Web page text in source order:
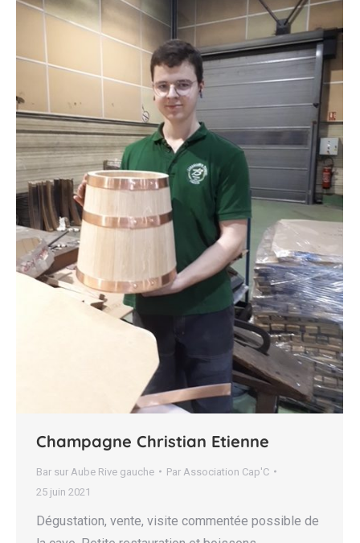
Champagne Christian Etienne
Bar sur Aube Rive gauche Par Association Cap'C
25 juin 2021
Dégustation, vente, visite commentée possible de